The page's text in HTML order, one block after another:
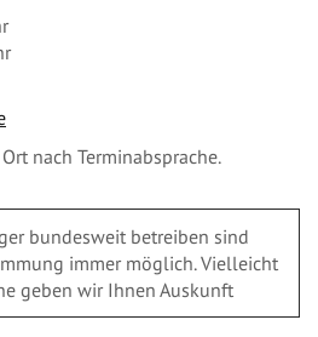
nach Terminabsprache.
bundesweit betreiben sind
immer möglich. Vielleicht
geben wir Ihnen Auskunft